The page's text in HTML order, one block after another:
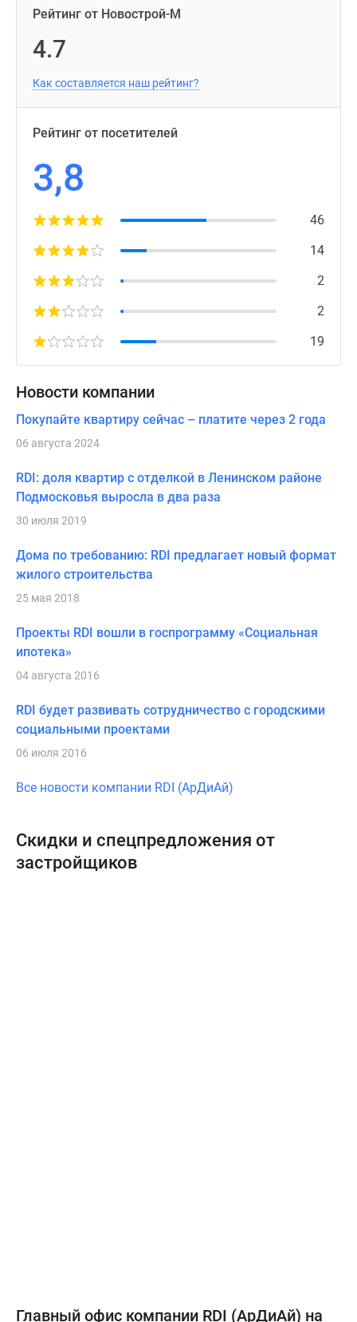
Рейтинг от Новострой-М
4.7
Как составляется наш рейтинг?
Рейтинг от посетителей
3,8
46
14
2
2
19
Новости компании
Покупайте квартиру сейчас – платите через 2 года
06 августа 2024
RDI: доля квартир с отделкой в Ленинском районе
Подмосковья выросла в два раза
30 июля 2019
Дома по требованию: RDI предлагает новый формат
жилого строительства
25 мая 2018
Проекты RDI вошли в госпрограмму «Социальная
ипотека»
04 августа 2016
RDI будет развивать сотрудничество с городскими
социальными проектами
06 июля 2016
Все новости компании RDI (АрДиАй)
Скидки и спецпредложения от
застройщиков
Главный офис компании RDI (АрДиАй) на